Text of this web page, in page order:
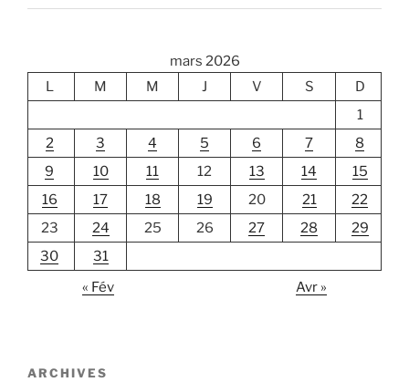
mars 2026
L
M M J V S
D
1
2
3 4 5 6 7
8
9
10 11 12 13 14
15
16
17 18 19 20 21
22
23
24 25 26 27 28
29
30
31
« Fév
Avr »
ARCHIVES